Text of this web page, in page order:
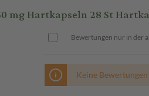
mg Hartkapseln 28 St
Bewertungen nur in der
Keine